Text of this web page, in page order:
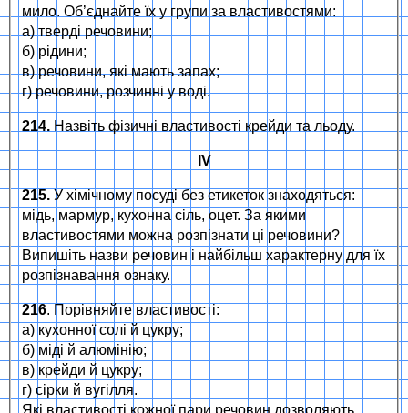
мило. Об’єднайте їх у групи за властивостями:
а) тверді речовини;
б) рідини;
в) речовини, які мають запах;
г) речовини, розчинні у воді.
214. Назвіть фізичні властивості крейди та льоду.
IV
215. У хімічному посуді без етикеток знаходяться:
мідь, мармур, кухонна сіль, оцет. За якими
властивостями можна розпізнати ці речовини?
Випишіть назви речовин і найбільш характерну для їх
розпізнавання ознаку.
216. Порівняйте властивості:
а) кухонної солі й цукру;
б) міді й алюмінію;
в) крейди й цукру;
г) сірки й вугілля.
Які властивості кожної пари речовин дозволяють